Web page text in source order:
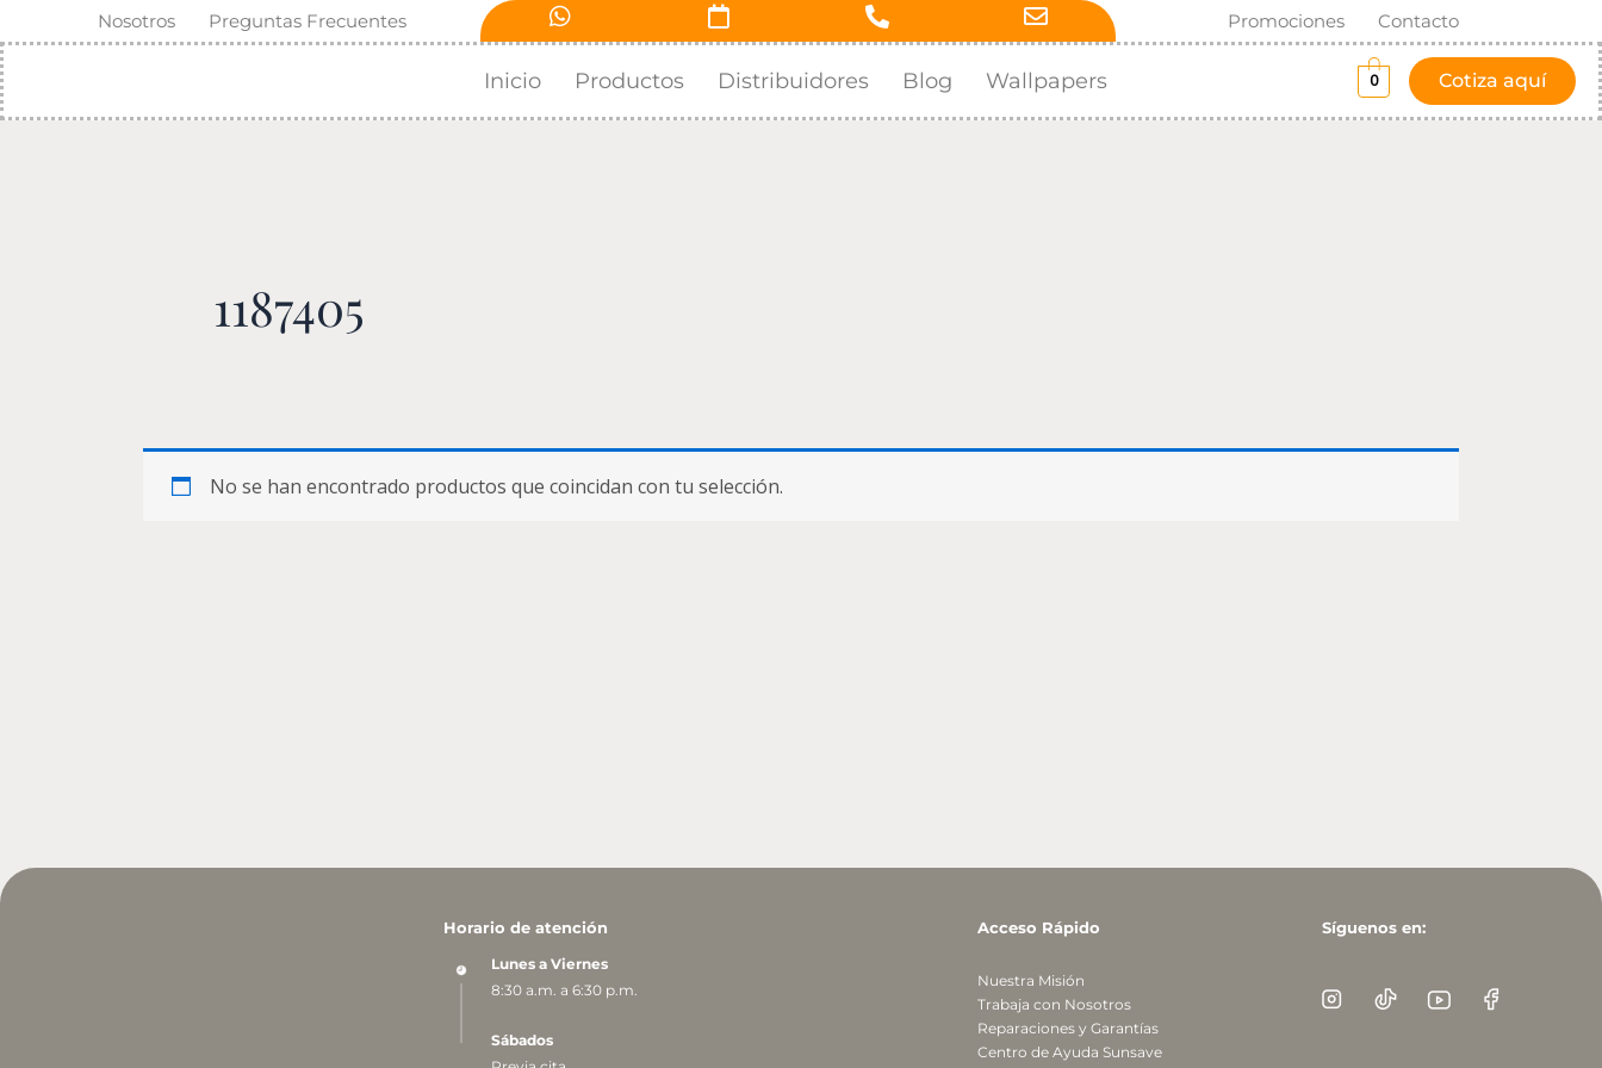
al
contenido
Nosotros Preguntas Frecuentes Promociones Contacto
Inicio Productos Distribuidores Blog Wallpapers 0 Cotiza aquí
1187405
No se han encontrado productos que coincidan con tu selección.
Horario de atención
Lunes a Viernes
8:30 a.m. a 6:30 p.m.
Sábados
Acceso Rápido
Nuestra Misión
Trabaja con Nosotros
Reparaciones y Garantías
Centro de Ayuda Sunsave
Síguenos en: